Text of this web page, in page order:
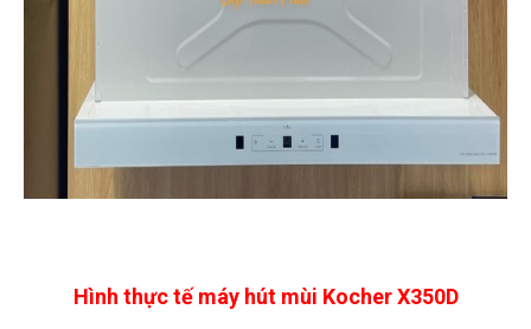
Hình thực tế máy hút mùi Kocher X350D